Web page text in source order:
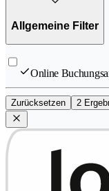
Allgemeine Filter
Online
Zurücksetzen 2